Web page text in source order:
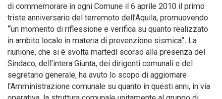
di commemorare in ogni Comune il 6 aprile 2010 il primo
triste anniversario del terremoto dell’Aquila, promuovendo
“un momento di riflessione e verifica su quanto realizzato
in ambito locale in materia di prevenzione sismica”. La
riunione, che si è svolta martedì scorso alla presenza del
Sindaco, dell’intera Giunta, dei dirigenti comunali e del
segretario generale, ha avuto lo scopo di aggiornare
l’Amministrazione comunale su quanto in questi anni, in via